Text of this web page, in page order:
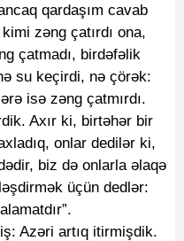
qardaşım cavab
zəng çatırdı ona,
çatmadı, birdəfəlik
su keçirdi, nə çörək:
isə zəng çatmırdı.
Axır ki, birtəhər bir
onlar dedilər ki,
biz də onlarla əlaqə
üçün dedlər:
Azəri artıq itirmişdik.